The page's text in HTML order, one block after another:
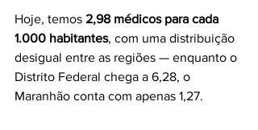
Hoje, temos 2,98 médicos para cada
1.000 habitantes, com uma distribuição
desigual entre as regiões — enquanto o
Distrito Federal chega a 6,28, o
Maranhão conta com apenas 1,27.